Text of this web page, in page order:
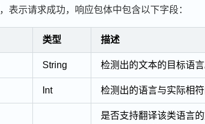
，表示请求成功，响应包体中包含以下字段：
类型 描述
String 检测出的文本的目标语言
Int 检测出的语言与实际相符
是否支持翻译该类语言的